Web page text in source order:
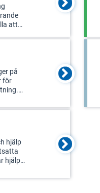
att
på
för
hjälp
hjälp